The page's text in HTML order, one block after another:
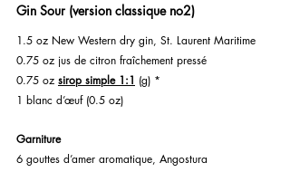
Gin Sour (version classique no2)
1.5 oz New Western dry gin, St. Laurent Maritime
0.75 oz jus de citron fraîchement pressé
0.75 oz sirop simple 1:1 (g) *
1 blanc d’œuf (0.5 oz)
Garniture
6 gouttes d’amer aromatique, Angostura